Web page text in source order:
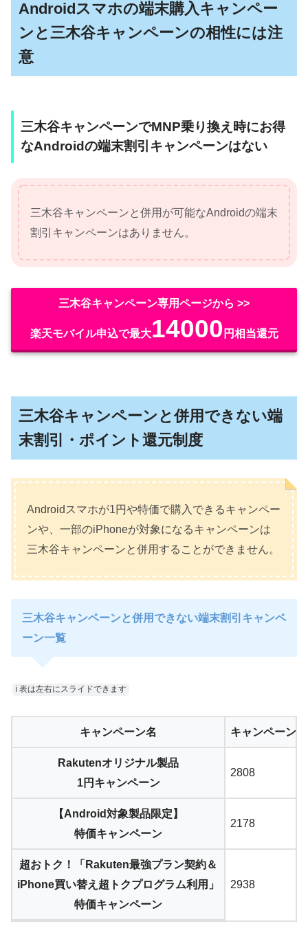
Androidスマホの端末購入キャンペー
ンと三木谷キャンペーンの相性には注
意
三木谷キャンペーンでMNP乗り換え時にお得
なAndroidの端末割引キャンペーンはない
三木谷キャンペーンと併用が可能なAndroidの端末
割引キャンペーンはありません。
三木谷キャンペーン専用ページから >>
楽天モバイル申込で最大14000 円相当還元
三木谷キャンペーンと併用できない端
末割引・ポイント還元制度
Androidスマホが1円や特価で購入できるキャンペー
ンや、一部のiPhoneが対象になるキャンペーンは
三木谷キャンペーンと併用することができません。
三木谷キャンペーンと併用できない端末割引キャンペ
ーン一覧
ℹ︎ 表は左右にスライドできます
キャンペーン名 キャンペーン
Rakutenオリジナル製品
1円キャンペーン
2808
【Android対象製品限定】
特価キャンペーン
2178
超おトク！「Rakuten最強プラン契約＆
iPhone買い替え超トクプログラム利用」
特価キャンペーン
2938